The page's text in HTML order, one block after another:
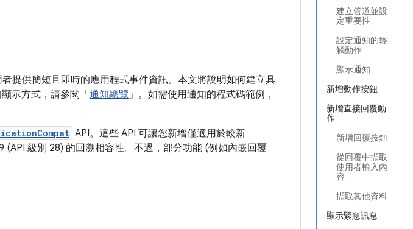
建立管道並設
定重要性
設定通知的輕
觸動作
顯示通知
新增動作按鈕
新增直接回覆動
作
新增回覆按鈕
從回覆中擷取
使用者輸入內
容
擷取其他資料
顯示緊急訊息
提供簡短且即時的應用程式事件資訊。本文將說明如何建立具
示方式，請參閱「 通知總覽」。如需使用通知的程式碼範例，
API。這些 API 可讓您新增僅適用於較新
級別 28) 的回溯相容性。不過，部分功能 (例如內嵌回覆